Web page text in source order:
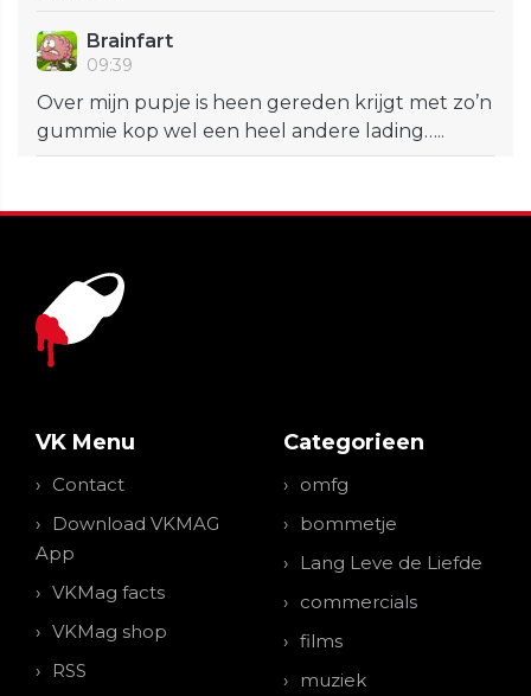
Brainfart
09:39
Over mijn pupje is heen gereden krijgt met zo’n
gummie kop wel een heel andere lading…..
VK Menu
Contact
Download VKMAG
App
VKMag facts
VKMag shop
RSS
Categorieen
omfg
bommetje
Lang Leve de Liefde
commercials
films
muziek